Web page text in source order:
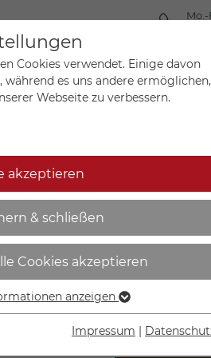
Mein
Stück auf
Cookies verwendet. Einige davon
es uns andere ermöglichen,
Webseite zu verbessern.
akzeptieren
& schließen
Cookies akzeptieren
für grundlegende Funktionen der
anzeigen
Impressum